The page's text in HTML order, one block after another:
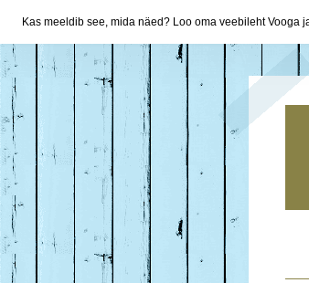
Kas meeldib see, mida näed? Loo oma veebileht Vooga